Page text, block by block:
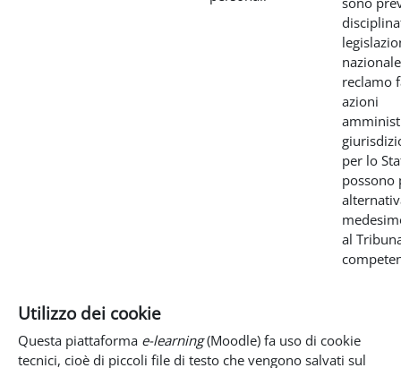
reclamo
azioni
per lo
possono
al
Utilizzo dei cookie
Questa piattaforma e-learning(Moodle) fa uso di cookie
tecnici, cioè di piccoli file di testo che vengono salvati sul